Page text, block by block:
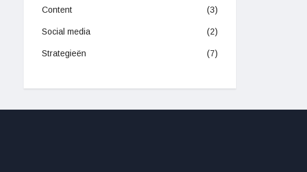
Content (3)
Social media (2)
Strategieën (7)